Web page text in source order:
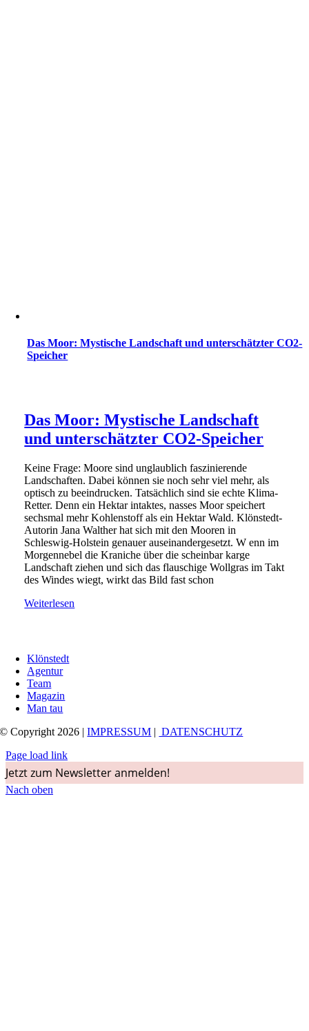
Das Moor: Mystische Landschaft und unterschätzter CO2-
Speicher
Das Moor: Mystische Landschaft
und unterschätzter CO2-Speicher
Keine Frage: Moore sind unglaublich faszinierende
Landschaften. Dabei können sie noch sehr viel mehr, als
optisch zu beeindrucken. Tatsächlich sind sie echte Klima-
Retter. Denn ein Hektar intaktes, nasses Moor speichert
sechsmal mehr Kohlenstoff als ein Hektar Wald. Klönstedt-
Autorin Jana Walther hat sich mit den Mooren in
Schleswig-Holstein genauer auseinandergesetzt. W enn im
Morgennebel die Kraniche über die scheinbar karge
Landschaft ziehen und sich das flauschige Wollgras im Takt
des Windes wiegt, wirkt das Bild fast schon
Weiterlesen
Klönstedt
Agentur
Team
Magazin
Man tau
© Copyright 2026 |IMPRESSUM | DATENSCHUTZ
Page load link
Jetzt zum Newsletter anmelden!
Nach oben